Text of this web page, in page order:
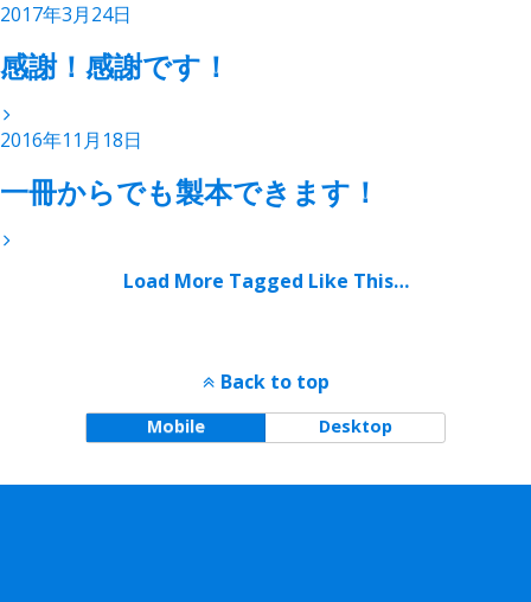
2017年3月24日
感謝！感謝です！
2016年11月18日
一冊からでも製本できます！
Load More Tagged Like This…
Back to top
Mobile Desktop